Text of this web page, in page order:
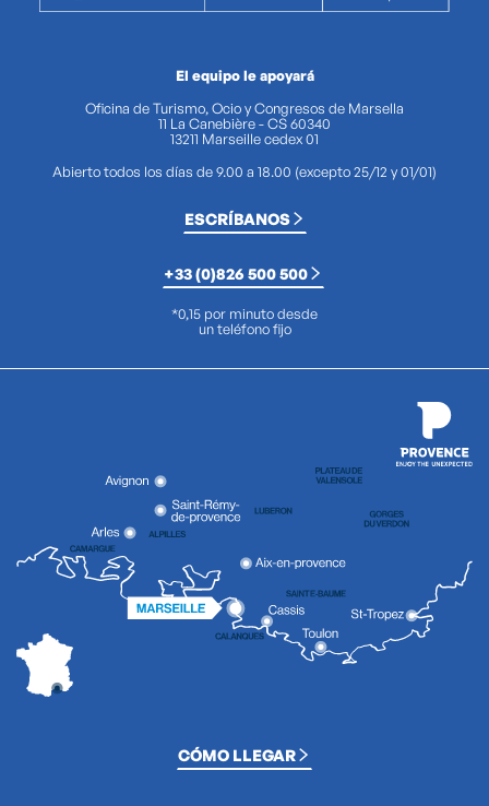
El equipo le apoyará
Oficina de Turismo, Ocio y Congresos de Marsella
11 La Canebière - CS 60340
13211 Marseille cedex 01
Abierto todos los días de 9.00 a 18.00 (excepto 25/12 y 01/01)
ESCRÍBANOS
+33 (0)826 500 500
*0,15 por minuto desde
un teléfono fijo
CÓMO LLEGAR